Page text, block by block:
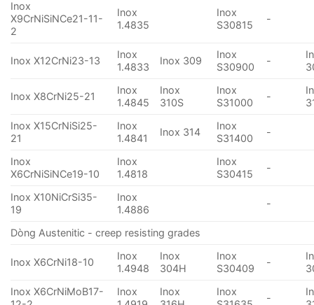
Inox
X9CrNiSiNCe21-11-
2
Inox
1.4835
Inox
S30815
-
Inox X12CrNi23-13
Inox
1.4833
Inox 309
Inox
S30900
-
Inox X8CrNi25-21
Inox
1.4845
Inox
310S
Inox
S31000
-
Inox X15CrNiSi25-
21
Inox
1.4841
Inox 314
Inox
S31400
-
Inox
X6CrNiSiNCe19-10
Inox
1.4818
Inox
S30415
-
Inox X10NiCrSi35-
19
Inox
1.4886
-
Dòng Austenitic - creep resisting grades
Inox X6CrNi18-10
Inox
1.4948
Inox
304H
Inox
S30409
-
Inox X6CrNiMoB17-
Inox
Inox
Inox
-